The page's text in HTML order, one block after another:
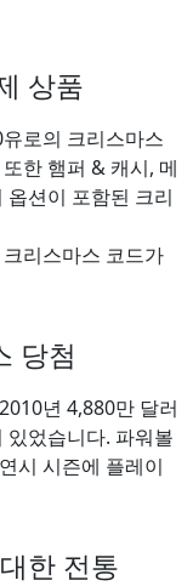
상품
로의 크리스마스
한 햄퍼 & 캐시, 메
션이 포함된 크리
리스마스 코드가
당첨
년 4,880만 달러
있었습니다. 파워볼
시 시즌에 플레이
한 전통